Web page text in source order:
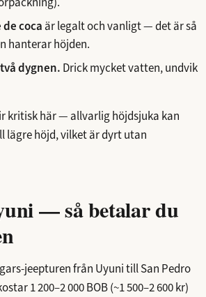
coca är legalt och vanligt — det är så
hanterar höjden.
dygnen. Drick mycket vatten, undvik
kritisk här — allvarlig höjdsjuka kan
lägre höjd, vilket är dyrt utan
— så betalar du
jeepturen från Uyuni till San Pedro
1 200–2 000 BOB (~1 500–2 600 kr)